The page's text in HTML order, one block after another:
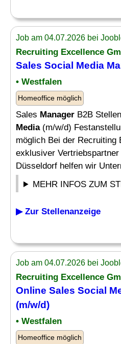
Job am 04.07.2026 bei
Recruiting Excellence
Sales Social Media
• Westfalen
Homeoffice möglich
Sales Manager B2B
Media(m/w/d)
möglich Bei der Recruiting
exklusiver
Düsseldorf helfen wir
MEHR INFOS ZUM
▶ Zur Stellenanzeige
Job am 04.07.2026 bei
Recruiting Excellence
Online Sales Social
(m/w/d)
• Westfalen
Homeoffice möglich